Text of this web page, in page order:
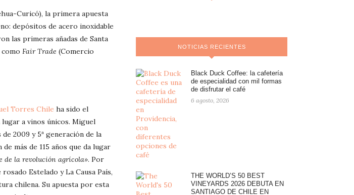
Curicó), la primera apuesta
depósitos de acero inoxidable
las primeras añadas de Santa
Fair Trade (Comercio
Torres Chile ha sido el
a vinos únicos. Miguel
2009 y 5ª generación de la
más de 115 años que da lugar
de la revolución agrícola». Por
Estelado y La Causa País,
chilena. Su apuesta por esta
NOTICIAS RECIENTES
Black Duck Coffee: la cafetería
de especialidad con mil formas
de disfrutar el café
6 agosto, 2026
THE WORLD’S 50 BEST
VINEYARDS 2026 DEBUTA EN
SANTIAGO DE CHILE EN